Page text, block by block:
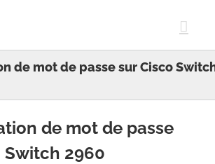
de mot de passe sur Cisco
de mot de passe
Switch 2960